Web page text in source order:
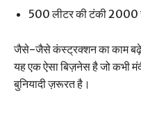
500 लीटर की टंकी 2000
जैसे-जैसे कंस्ट्रक्शन का काम
यह एक ऐसा बिज़नेस है जो कभी
बुनियादी ज़रूरत है।